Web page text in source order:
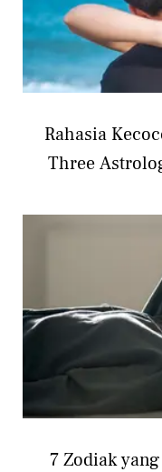
Rahasia
Three
7 Zodiak